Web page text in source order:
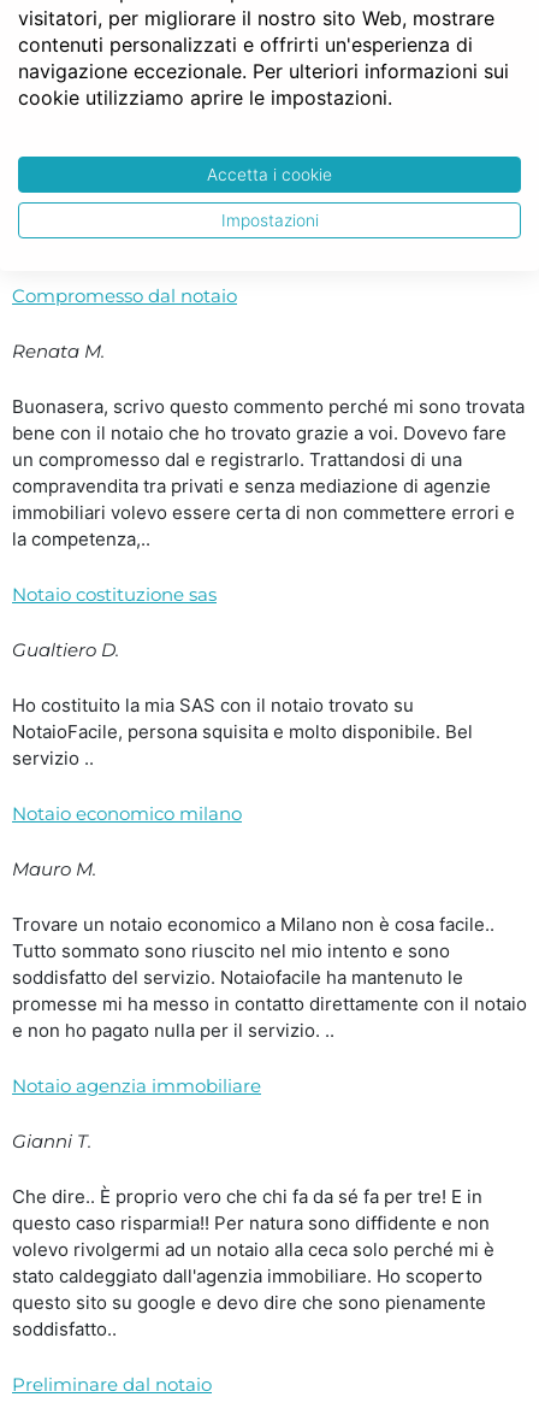
chi primo arriva.. ..
Consiglio a tutti notaio facile
Grazie Notaio Facile!!! Consiglio a tutti di utilizzare questo
servizio è un esempio di come anche in Italia ogni tanto le
promesse vengano mantenute. ..
Compromesso dal notaio
Renata M.
Buonasera, scrivo questo commento perché mi sono trovata
bene con il notaio che ho trovato grazie a voi. Dovevo fare
un compromesso dal e registrarlo. Trattandosi di una
compravendita tra privati e senza mediazione di agenzie
immobiliari volevo essere certa di non commettere errori e
la competenza,..
Notaio costituzione sas
Gualtiero D.
Ho costituito la mia SAS con il notaio trovato su
NotaioFacile, persona squisita e molto disponibile. Bel
servizio ..
Notaio economico milano
Mauro M.
Trovare un notaio economico a Milano non è cosa facile..
Tutto sommato sono riuscito nel mio intento e sono
soddisfatto del servizio. Notaiofacile ha mantenuto le
promesse mi ha messo in contatto direttamente con il notaio
e non ho pagato nulla per il servizio. ..
Notaio agenzia immobiliare
Gianni T.
Che dire.. È proprio vero che chi fa da sé fa per tre! E in
questo caso risparmia!! Per natura sono diffidente e non
volevo rivolgermi ad un notaio alla ceca solo perché mi è
stato caldeggiato dall'agenzia immobiliare. Ho scoperto
questo sito su google e devo dire che sono pienamente
soddisfatto..
Preliminare dal notaio
visitatori, per migliorare il nostro sito Web, mostrare
contenuti personalizzati e offrirti un'esperienza di
navigazione eccezionale. Per ulteriori informazioni sui
cookie utilizziamo aprire le impostazioni.
Accetta i cookie
Impostazioni